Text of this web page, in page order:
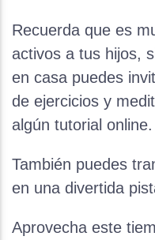
Recuerda que es
activos a tus hijos,
en casa puedes
de ejercicios y
algún tutorial online.
También puedes
en una divertida
Aprovecha este